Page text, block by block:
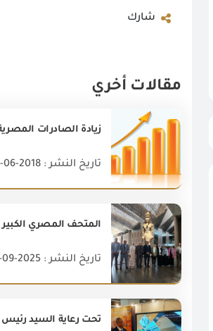
شارك
مقالات أخري
زيادة الصادرات المصرية غير البترولية
تاريخ النشر : 2018-06-14
تاريخ النشر : 2025-09-01